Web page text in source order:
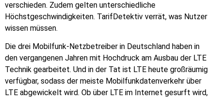
verschieden. Zudem gelten unterschiedliche
Höchstgeschwindigkeiten. TarifDetektiv verrät, was Nutzer
wissen müssen.
Die drei Mobilfunk-Netzbetreiber in Deutschland haben in
den vergangenen Jahren mit Hochdruck am Ausbau der LTE
Technik gearbeitet. Und in der Tat ist LTE heute großräumig
verfügbar, sodass der meiste Mobilfunkdatenverkehr über
LTE abgewickelt wird. Ob über LTE im Internet gesurft wird,